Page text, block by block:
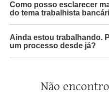
Como posso esclarecer
do tema trabalhista
Ainda estou trabalhando.
um processo desde já?
Não